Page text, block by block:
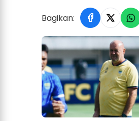
Bagikan: